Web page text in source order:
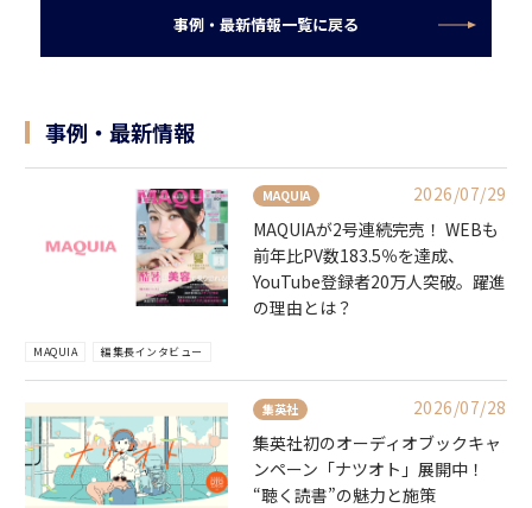
事例・最新情報一覧に戻る
事例・最新情報
MAQUIA
2026/07/29
MAQUIAが2号連続完売！ WEBも
前年比PV数183.5％を達成、
YouTube登録者20万人突破。躍進
の理由とは？
MAQUIA 編集長インタビュー
集英社
2026/07/28
集英社初のオーディオブックキャ
ンペーン「ナツオト」展開中！
“聴く読書”の魅力と施策